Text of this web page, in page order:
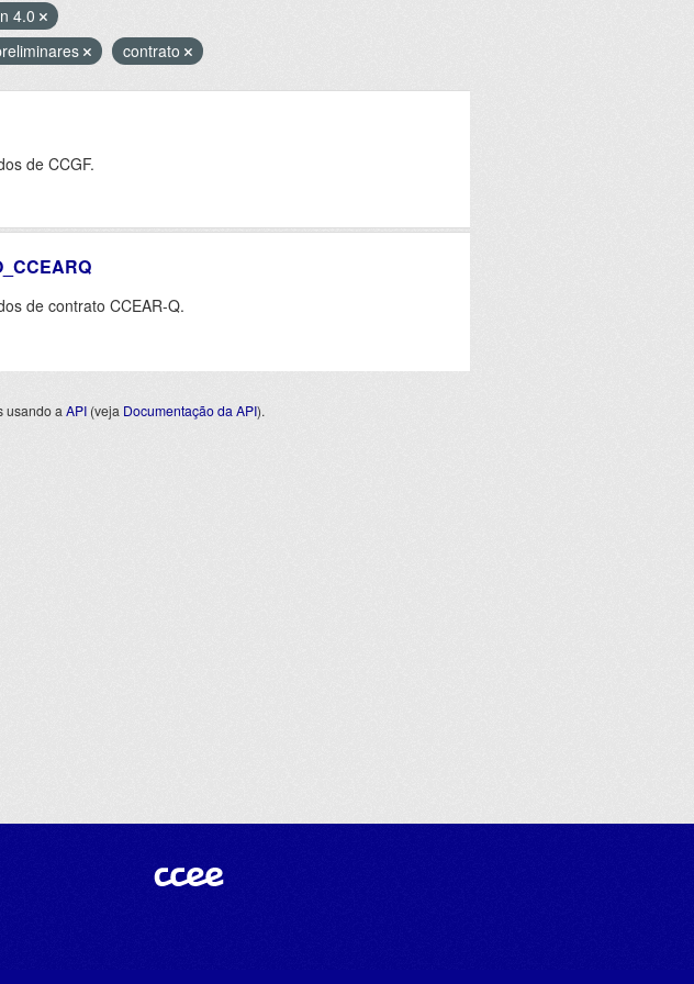
4.0
contrato
de CCGF.
de contrato CCEAR-Q.
usando a API (veja Documentação da API).